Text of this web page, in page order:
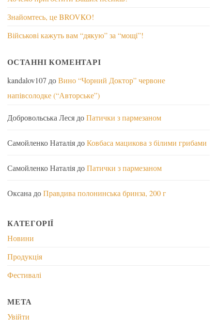
Знайомтесь, це BROVKO!
Військові кажуть вам “дякую” за “мощі”!
ОСТАННІ КОМЕНТАРІ
kandalov107 доВино “Чорний Доктор” червоне
напівсолодке (“Авторське”)
Добровольська Леся доПатички з пармезаном
Самойленко Наталія доКовбаса мацикова з білими грибами
Самойленко Наталія доПатички з пармезаном
Оксана доПравдива полонинська бринза, 200 г
КАТЕГОРІЇ
Новини
Продукція
Фестивалі
МЕТА
Увійти